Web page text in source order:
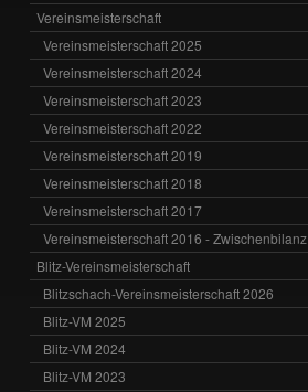
Vereinsmeisterschaft
Vereinsmeisterschaft 2025
Vereinsmeisterschaft 2024
Vereinsmeisterschaft 2023
Vereinsmeisterschaft 2022
Vereinsmeisterschaft 2019
Vereinsmeisterschaft 2018
Vereinsmeisterschaft 2017
Vereinsmeisterschaft 2016 - Zwischenbilanz
Blitz-Vereinsmeisterschaft
Blitzschach-Vereinsmeisterschaft 2026
Blitz-VM 2025
Blitz-VM 2024
Blitz-VM 2023